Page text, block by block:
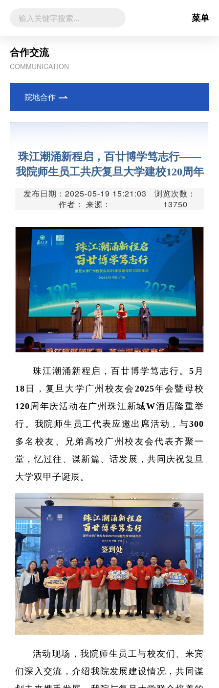
菜单
全
博士
合作交流
COMMUNICATION
院地合作
珠江潮涌新程启，百廿博学笃志行——
我院师生员工共庆复旦大学建校120周年
发布日期：2025-05-19 15:21:03
作者： 来源：
浏览次数：
13750
珠江潮涌新程启，百廿博学笃志行。5月
18日，复旦大学广州校友会2025年会暨母校
120周年庆活动在广州珠江新城W酒店隆重举
行。我院师生员工代表应邀出席活动，与300
多名校友、兄弟高校广州校友会代表齐聚一
堂，忆过往、谋新篇、话发展，共同庆祝复旦
大学双甲子诞辰。
活动现场，我院师生员工与校友们、来宾
们深入交流，介绍我院发展建设情况，共同谋